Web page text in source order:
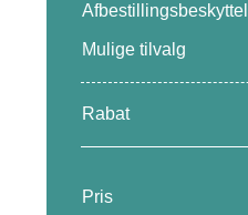
Mulige tilvalg
Rabat
Pris